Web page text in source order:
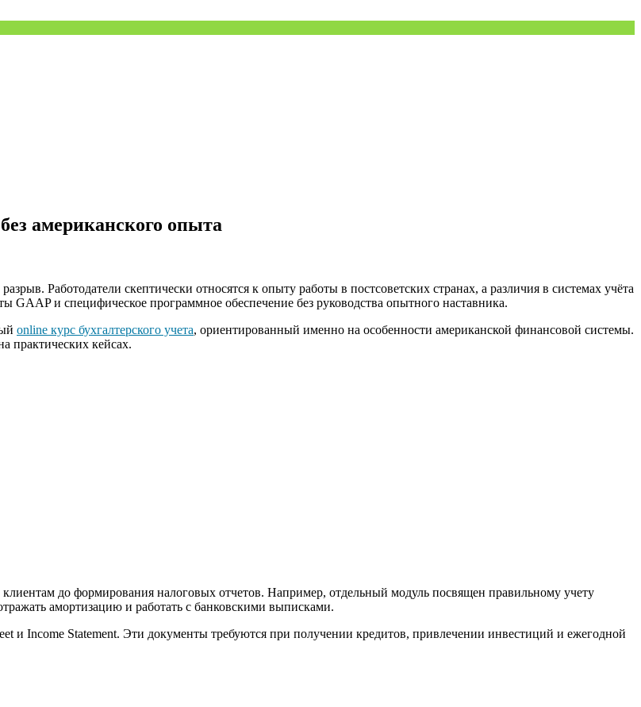
американского опыта
Работодатели скептически относятся к опыту работы в постсоветских странах, а различия в системах учёта
и специфическое программное обеспечение без руководства опытного наставника.
online курс бухгалтерского учета, ориентированный именно на особенности американской финансовой системы.
практических кейсах.
до формирования налоговых отчетов. Например, отдельный модуль посвящен правильному учету
амортизацию и работать с банковскими выписками.
и Income Statement. Эти документы требуются при получении кредитов, привлечении инвестиций и ежегодной